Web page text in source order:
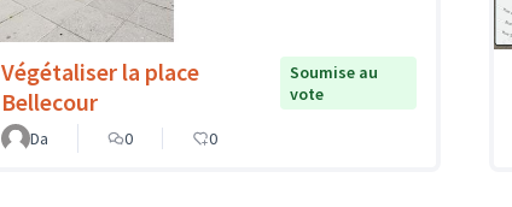
Végétaliser la place
Bellecour
Soumise au
vote
Da 0 0